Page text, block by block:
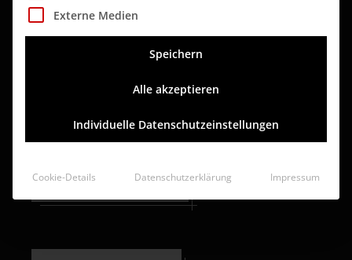
Probleme frühzeitig auf, wodurch diese bereits in der
Planungsphase behoben werden können. Somit dient
die fortschrittliche Planung in 3D auch der
DEMO WOHNUNGSBAU
Externe Medien
Speichern
Alle akzeptieren
Individuelle Datenschutzeinstellungen
Cookie-Details Datenschutzerklärung Impressum